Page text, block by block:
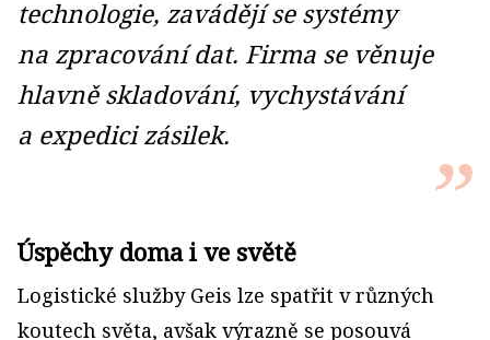
technologie, zavádějí se systémy
na zpracování dat. Firma se věnuje
hlavně skladování, vychystávání
a expedici zásilek.
Úspěchy doma i ve světě
Logistické služby Geis lze spatřit v různých
koutech světa, avšak výrazně se posouvá